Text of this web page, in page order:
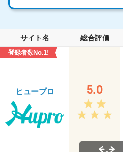
サイト名 総合評価
登録者数No.1!
ヒュープロ 5.0